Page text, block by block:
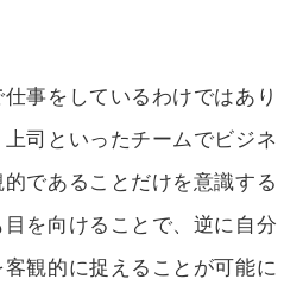
事をしているわけではあり
司といったチームでビジネ
であることだけを意識する
を向けることで、逆に自分
観的に捉えることが可能に